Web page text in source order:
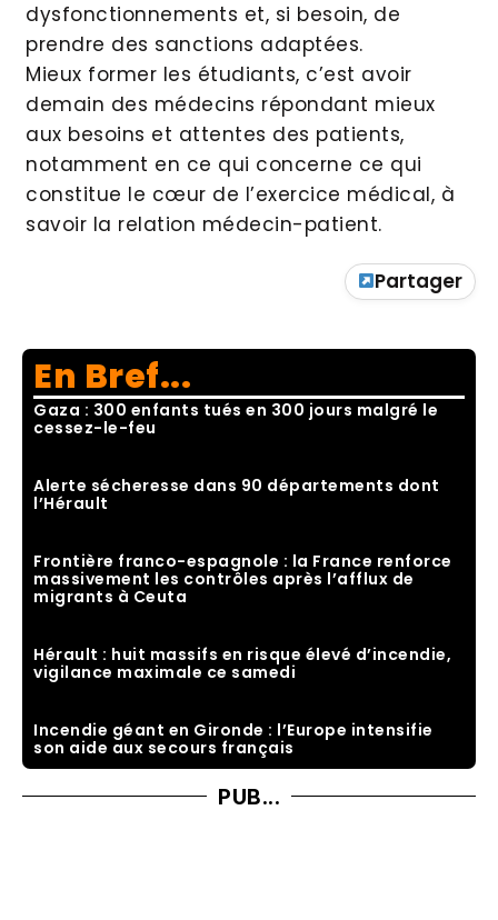
dysfonctionnements et, si besoin, de
prendre des sanctions adaptées.
Mieux former les étudiants, c’est avoir
demain des médecins répondant mieux
aux besoins et attentes des patients,
notamment en ce qui concerne ce qui
constitue le cœur de l’exercice médical, à
savoir la relation médecin-patient.
Partager
En Bref...
Gaza : 300 enfants tués en 300 jours malgré le
cessez-le-feu
Alerte sécheresse dans 90 départements dont
l’Hérault
Frontière franco-espagnole : la France renforce
massivement les contrôles après l’afflux de
migrants à Ceuta
Hérault : huit massifs en risque élevé d’incendie,
vigilance maximale ce samedi
Incendie géant en Gironde : l’Europe intensifie
son aide aux secours français
PUB...